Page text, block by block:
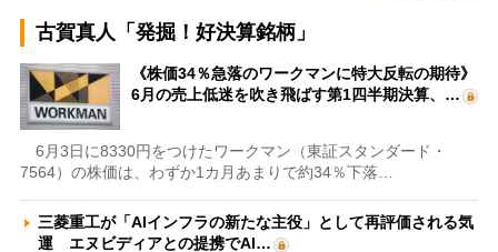
古賀真人「発掘！好決算銘柄」
《株価34％急落のワークマンに特大反転の期待》
6月の売上低迷を吹き飛ばす第1四半期決算、…
6月3日に8330円をつけたワークマン（東証スタンダード・
7564）の株価は、わずか1カ月あまりで約34％下落…
三菱重工が「AIインフラの新たな主役」として再評価される気
運 エヌビディアとの提携でAI…